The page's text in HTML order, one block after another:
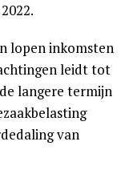
lopen inkomsten
leidt tot
langere termijn
van